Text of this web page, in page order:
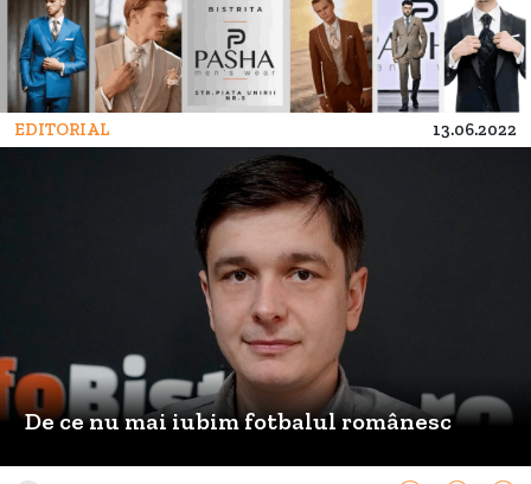
EDITORIAL 13.06.2022
De ce nu mai iubim fotbalul românesc